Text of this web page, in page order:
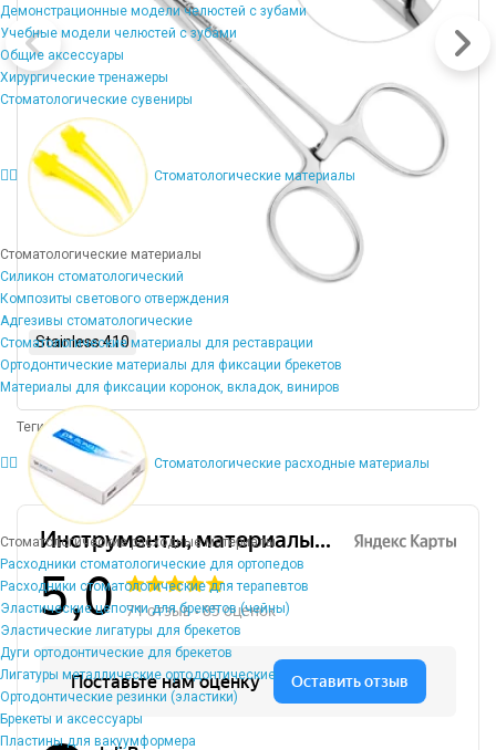
Демонстрационные модели челюстей с зубами
Учебные модели челюстей с зубами
Общие аксессуары
Хирургические тренажеры
Стоматологические сувениры
Стоматологические материалы
Стоматологические материалы
Силикон стоматологический
Композиты светового отверждения
Адгезивы стоматологические
Стоматологические материалы для реставрации
Ортодонтические материалы для фиксации брекетов
Материалы для фиксации коронок, вкладок, виниров
Стоматологические расходные материалы
Стоматологические расходные материалы
Расходники стоматологические для ортопедов
Расходники стоматологические для терапевтов
Эластические цепочки для брекетов (чейны)
Эластические лигатуры для брекетов
Дуги ортодонтические для брекетов
Лигатуры металлические ортодонтические
Ортодонтические резинки (эластики)
Брекеты и аксессуары
Пластины для вакуумформера
Stainless 410
Теги: Прямой